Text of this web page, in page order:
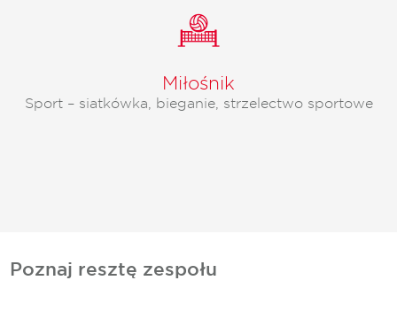
Miłośnik
Sport – siatkówka, bieganie, strzelectwo sportowe
Poznaj resztę zespołu